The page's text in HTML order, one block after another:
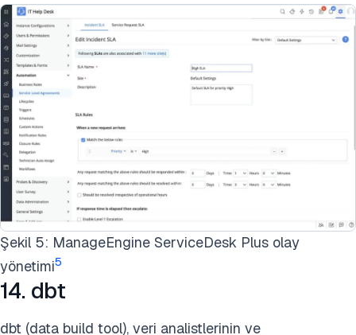
Şekil 5: ManageEngine ServiceDesk Plus olay
yönetimi5
14. dbt
dbt (data build tool), veri analistlerinin ve